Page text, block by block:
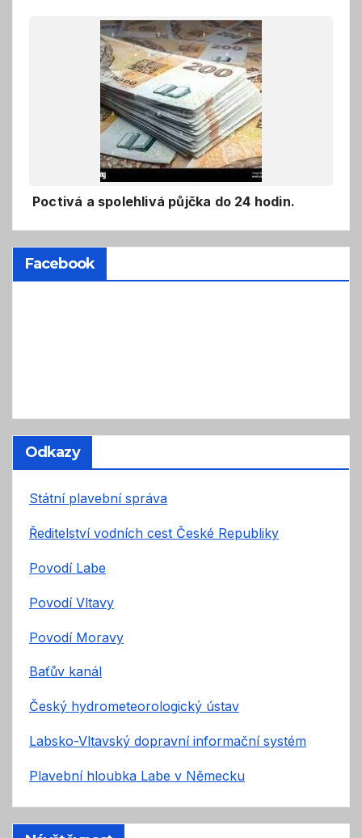
Poctivá a spolehlivá půjčka do 24 hodin.
Facebook
Odkazy
Státní plavební správa
Ředitelství vodních cest České Republiky
Povodí Labe
Povodí Vltavy
Povodí Moravy
Baťův kanál
Český hydrometeorologický ústav
Labsko-Vltavský dopravní informační systém
Plavební hloubka Labe v Německu